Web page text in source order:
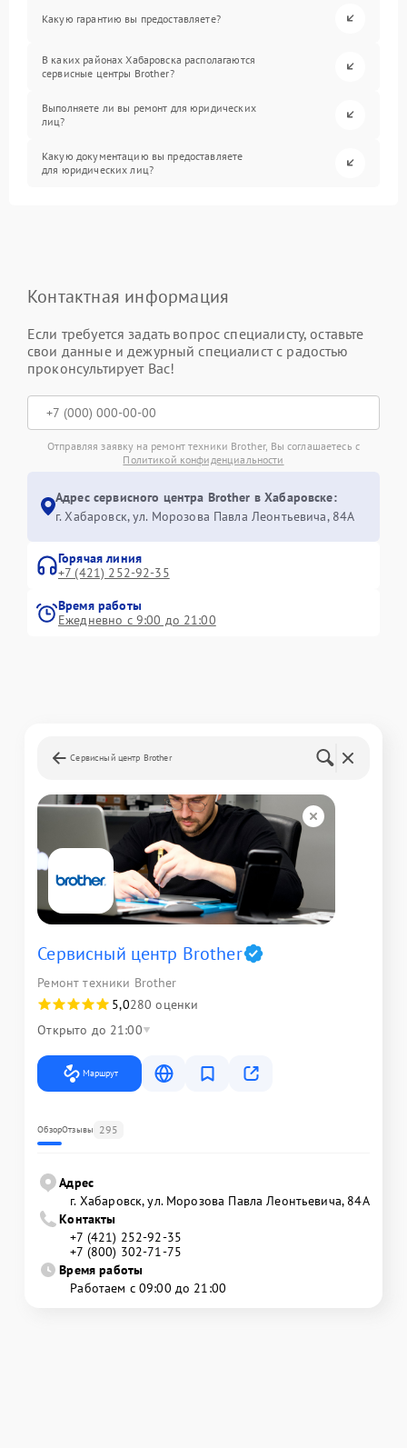
Какую гарантию вы предоставляете?
В каких районах Хабаровска располагаются
сервисные центры Brother?
Выполняете ли вы ремонт для юридических
лиц?
Какую документацию вы предоставляете
для юридических лиц?
Контактная информация
Если требуется задать вопрос специалисту, оставьте
свои данные и дежурный специалист с радостью
проконсультирует Вас!
Отправляя заявку на ремонт техники Brother, Вы соглашаетесь с
Политикой конфиденциальности
Адрес сервисного центра Brother в Хабаровске:
г. Хабаровск, ул. Морозова Павла Леонтьевича, 84А
Горячая линия
+7 (421) 252-92-35
Время работы
Ежедневно с 9:00 до 21:00
Сервисный центр Brother
Сервисный центр Brother
Ремонт техники Brother
5,0280 оценки
Открыто до 21:00
Маршрут
ОбзорОтзывы 295
Адрес
г. Хабаровск, ул. Морозова Павла Леонтьевича, 84А
Контакты
+7 (421) 252-92-35
+7 (800) 302-71-75
Время работы
Работаем с 09:00 до 21:00